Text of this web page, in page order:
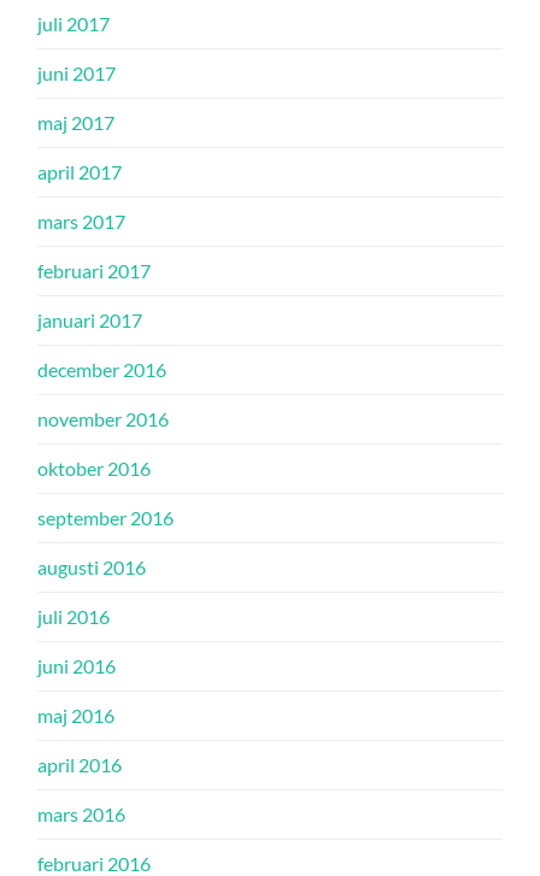
juli 2017
juni 2017
maj 2017
april 2017
mars 2017
februari 2017
januari 2017
december 2016
november 2016
oktober 2016
september 2016
augusti 2016
juli 2016
juni 2016
maj 2016
april 2016
mars 2016
februari 2016